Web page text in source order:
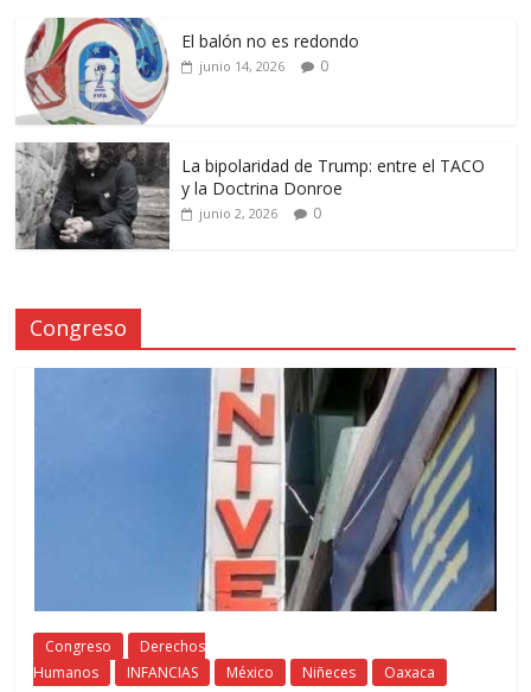
El balón no es redondo
junio 14, 2026 0
La bipolaridad de Trump: entre el TACO
y la Doctrina Donroe
junio 2, 2026 0
Congreso
Congreso
Derechos
Humanos
INFANCIAS México Niñeces Oaxaca